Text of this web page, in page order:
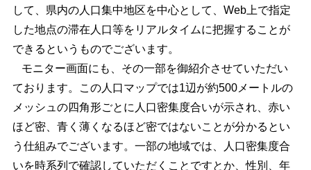
して、県内の人口集中地区を中心として、Web上で指定
した地点の滞在人口等をリアルタイムに把握することが
できるというものでございます。
モニター画面にも、その一部を御紹介させていただい
ております。この人口マップでは1辺が約500メートルの
メッシュの四角形ごとに人口密集度合いが示され、赤い
ほど密、青く薄くなるほど密ではないことが分かるとい
う仕組みでございます。一部の地域では、人口密集度合
いを時系列で確認していただくことですとか、性別、年